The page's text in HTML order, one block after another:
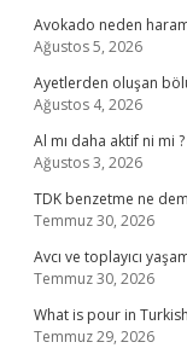
Avokado neden
Ağustos 5, 2026
Ayetlerden oluşan
Ağustos 4, 2026
Al mı daha aktif ni mi ?
Ağustos 3, 2026
TDK benzetme ne
Temmuz 30, 2026
Avcı ve toplayıcı
Temmuz 30, 2026
What is pour in
Temmuz 29, 2026